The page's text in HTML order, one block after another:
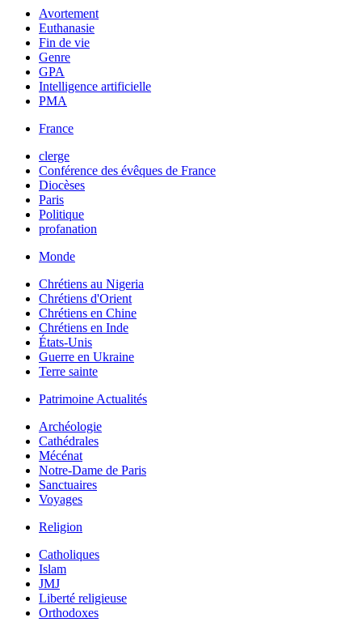
Avortement
Euthanasie
Fin de vie
Genre
GPA
Intelligence artificielle
PMA
France
clerge
Conférence des évêques de France
Diocèses
Paris
Politique
profanation
Monde
Chrétiens au Nigeria
Chrétiens d'Orient
Chrétiens en Chine
Chrétiens en Inde
États-Unis
Guerre en Ukraine
Terre sainte
Patrimoine Actualités
Archéologie
Cathédrales
Mécénat
Notre-Dame de Paris
Sanctuaires
Voyages
Religion
Catholiques
Islam
JMJ
Liberté religieuse
Orthodoxes